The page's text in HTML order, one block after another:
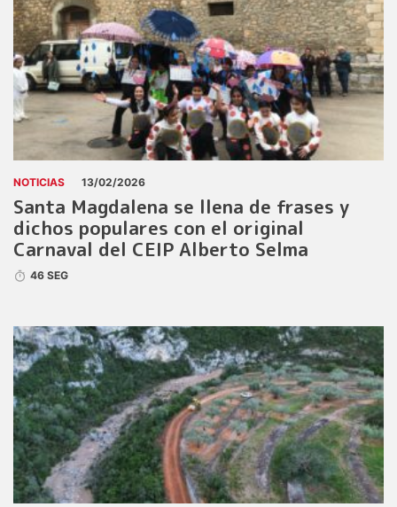
NOTICIAS 13/02/2026
Santa Magdalena se llena de frases y
dichos populares con el original
Carnaval del CEIP Alberto Selma
46 SEG